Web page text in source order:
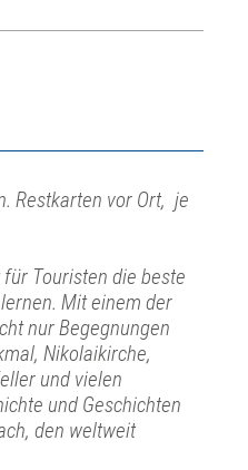
Restkarten vor Ort, je
Touristen die beste
Mit einem der
nur Begegnungen
Nikolaikirche,
und vielen
und Geschichten
den weltweit